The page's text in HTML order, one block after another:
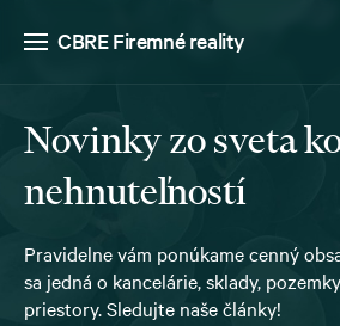
CBRE Firemné reality
Novinky zo sveta
nehnuteľností
Pravidelne vám ponúkame cenný
sa jedná o kancelárie, sklady,
priestory. Sledujte naše články!